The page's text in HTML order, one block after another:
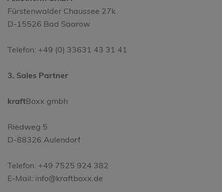
Fürstenwalder Chaussee 27k
D-15526 Bad Saarow
Telefon: +49 (0) 33631 43 31 41
3. Sales Partner
kraftBoxx gmbh
Riedweg 5
D-88326 Aulendorf
Telefon: +49 7525 924 382
E-Mail: info@kraftboxx.de